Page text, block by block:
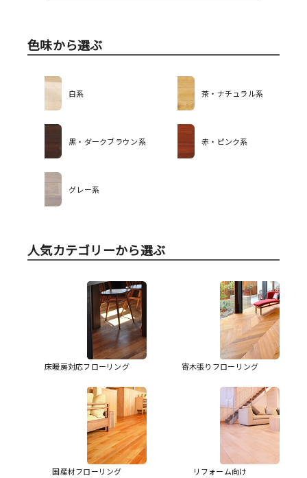
色味から選ぶ
白系 茶・ナチュラル系
黒・ダークブラウン系 赤・ピンク系
グレー系
人気カテゴリーから選ぶ
床暖房対応フローリング 寄木張りフローリング
国産材フローリング
リフォーム向け